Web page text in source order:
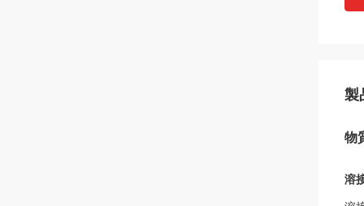
製
物
溶